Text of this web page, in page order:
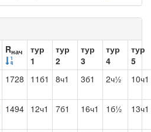
Rнач
тур
1
тур
2
тур
3
тур
4
тур
5
1728 11б1 8ч1 3б1 2ч½ 10ч1
1494 12ч1 7б1 16ч1 1б½ 13ч1